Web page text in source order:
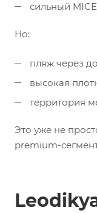
сильный
Но:
пляж через
высокая
территория
Это уже не
premium-